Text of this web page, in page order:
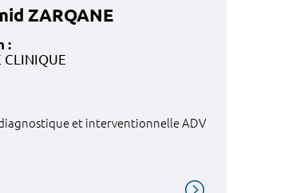
ZARQANE
:
CLINIQUE
et interventionnelle ADV